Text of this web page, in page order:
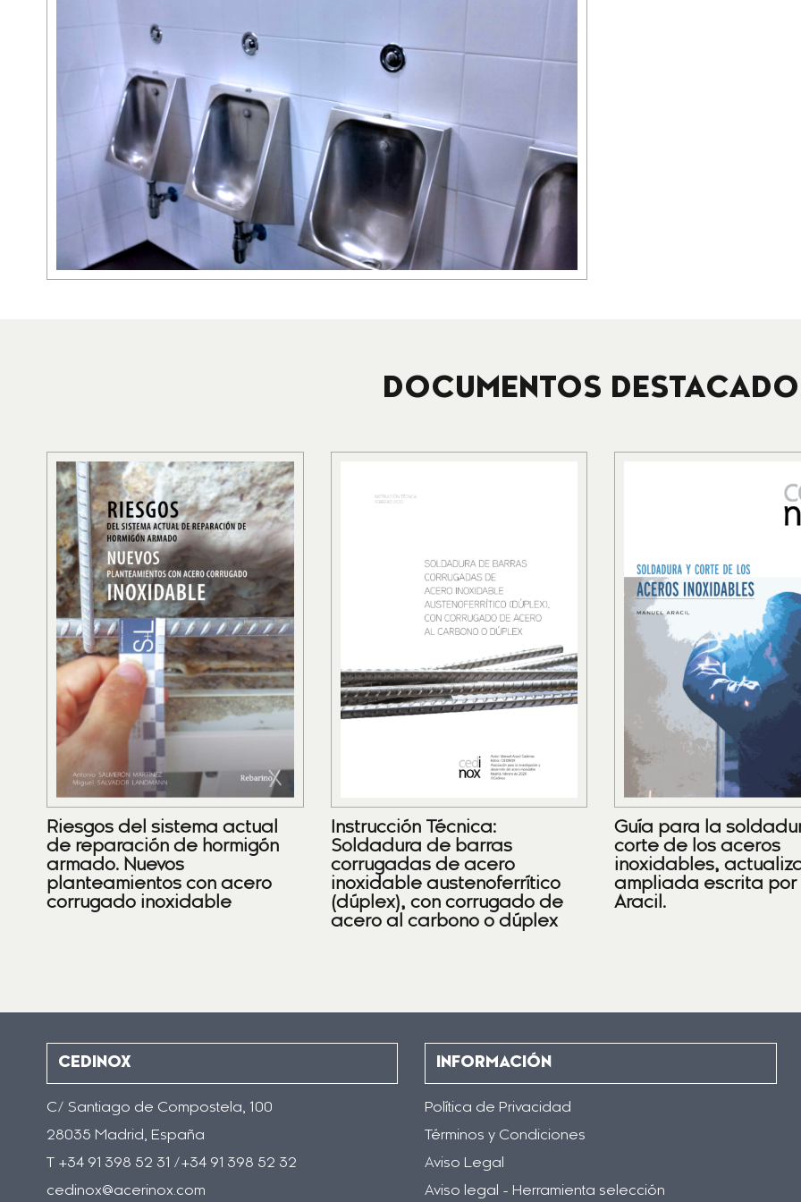
DOCUMENTOS
Riesgos del sistema actual
de reparación de hormigón
armado. Nuevos
planteamientos con acero
corrugado inoxidable
Instrucción Técnica:
Soldadura de barras
corrugadas de acero
inoxidable austenoferrítico
(dúplex), con corrugado de
acero al carbono o dúplex
Guía para la
corte de los aceros
inoxidables,
ampliada escrita por
Aracil.
CEDINOX
C/ Santiago de Compostela, 100
28035 Madrid, España
T +34 91 398 52 31 /+34 91 398 52 32
cedinox@acerinox.com
INFORMACIÓN
Política de Privacidad
Términos y Condiciones
Aviso Legal
Aviso legal - Herramienta selección